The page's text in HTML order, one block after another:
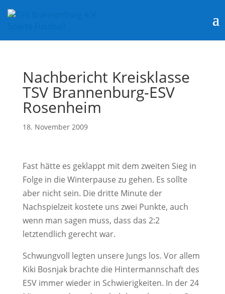
Nachbericht Kreisklasse
TSV Brannenburg-ESV
Rosenheim
18. November 2009
Fast hätte es geklappt mit dem zweiten Sieg in
Folge in die Winterpause zu gehen. Es sollte
aber nicht sein. Die dritte Minute der
Nachspielzeit kostete uns zwei Punkte, auch
wenn man sagen muss, dass das 2:2
letztendlich gerecht war.
Schwungvoll legten unsere Jungs los. Vor allem
Kiki Bosnjak brachte die Hintermannschaft des
ESV immer wieder in Schwierigkeiten. In der 24